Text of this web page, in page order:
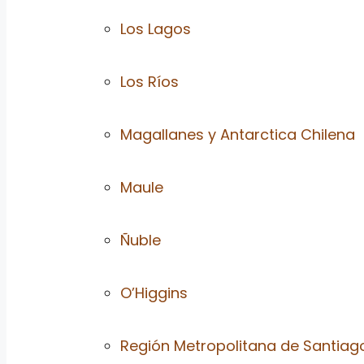
Los Lagos
Los Ríos
Magallanes y Antarctica Chilena
Maule
Ñuble
O’Higgins
Región Metropolitana de